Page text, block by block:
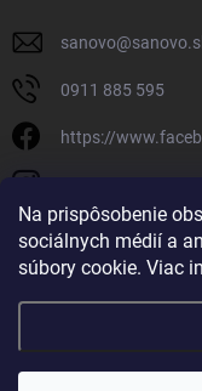
Na prispôsobenie
sociálnych médií a
súbory cookie. Viac
sanovo@
0911 885 595
https://
Copyright 2026Sanovo.sk